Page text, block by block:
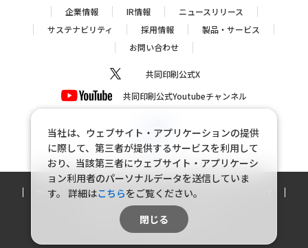
企業情報 IR情報
ニュースリリース
サステナビリティ
採用情報
製品・サービス
お問い合わせ
共同印刷公式X
共同印刷公式Youtubeチャンネル
サイトマップ 個人情報保護方針
個人情報の取り扱いについて
ソーシャルメディアポリシー
パーソナルデータの外部送信について
当社は、ウェブサイト・アプリケーションの提供
に際して、第三者が提供するサービスを利用して
おり、当該第三者にウェブサイト・アプリケーシ
ョン利用者のパーソナルデータを送信していま
す。 詳細はこちらをご覧ください。
閉じる